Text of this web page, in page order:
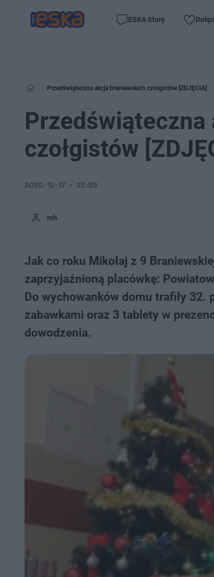
ESKA Story
Przedświąteczna akcja braniewskich czołgistów [ZDJĘCIA]
czołgistów
mh
2020-12-17 23:56
Jak co roku Mikołaj z 9
zaprzyjaźnioną placówkę:
Do wychowanków domu trafiły 32.
zabawkami oraz 3 tablety w
dowodzenia.